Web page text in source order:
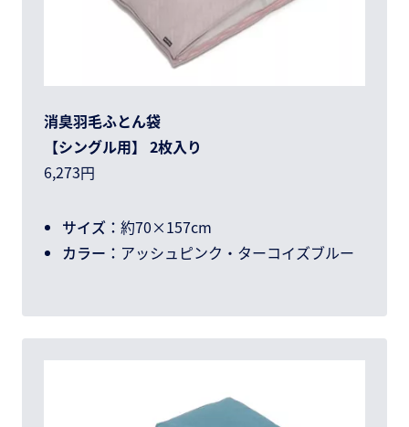
消臭羽毛ふとん袋
【シングル用】 2枚入り
6,273円
サイズ： 約70×157cm
カラー： アッシュピンク・ターコイズブルー